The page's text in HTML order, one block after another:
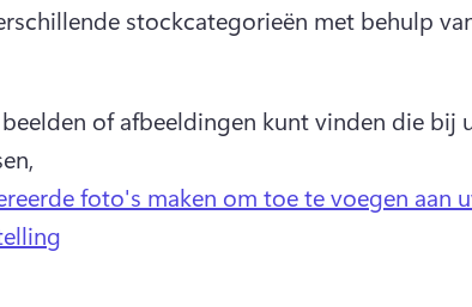
stockcategorieën met behulp
of afbeeldingen kunt vinden die bij
foto's maken om toe te voegen aan